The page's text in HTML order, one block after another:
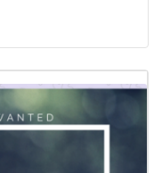
30日，敬請鼓勵貴校